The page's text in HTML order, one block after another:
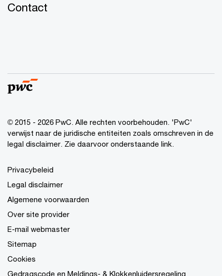
Contact
© 2015 - 2026 PwC. Alle rechten voorbehouden. 'PwC'
verwijst naar de juridische entiteiten zoals omschreven in de
legal disclaimer. Zie daarvoor onderstaande link.
Privacybeleid
Legal disclaimer
Algemene voorwaarden
Over site provider
E-mail webmaster
Sitemap
Cookies
Gedragscode en Meldings- & Klokkenluidersregeling